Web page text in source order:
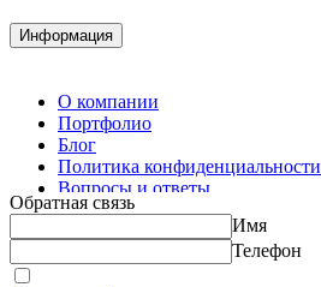
Комплектация металлопроката
Изготовление винтовых свай
Информация
О компании
Портфолио
Блог
Политика конфиденциальности
Вопросы и ответы
Контакты
Обратная связь
Имя
Телефон